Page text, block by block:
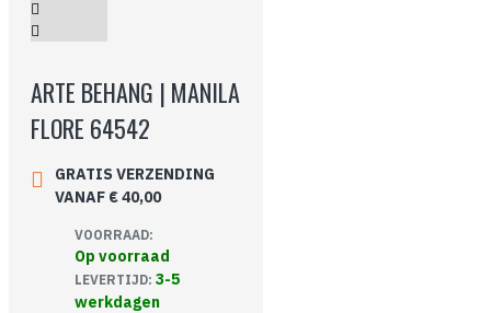
ARTE BEHANG | MANILA
FLORE 64542
GRATIS VERZENDING
VANAF € 40,00
VOORRAAD:
Op voorraad
LEVERTIJD: 3-5
werkdagen